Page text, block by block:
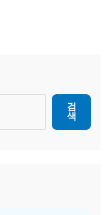
검
색